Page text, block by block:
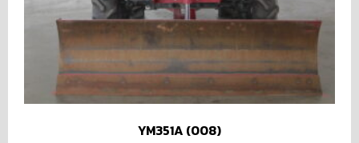
YM351A (008)